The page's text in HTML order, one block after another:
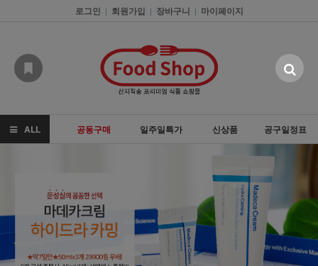
로그인 | 회원가입 | 장바구니 | 마이페이지
ALL 공동구매 일주일특가 신상품 공구일정표